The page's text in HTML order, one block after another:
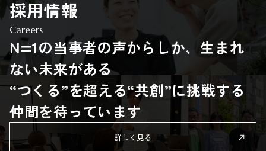
採用情報
Careers
N=1の当事者の声からしか、生まれ
ない未来がある
“つくる”を超える“共創”に挑戦する
仲間を待っています
詳しく見る